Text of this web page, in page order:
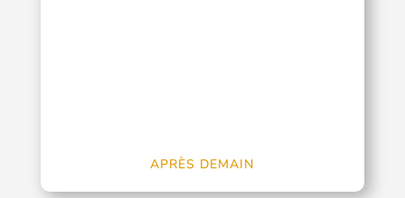
APRÈS DEMAIN